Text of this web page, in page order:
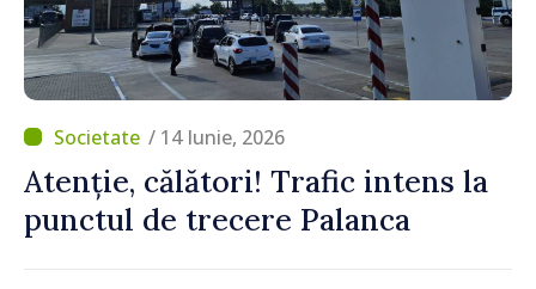
/ 14 Iunie, 2026
Atenție, călători! Trafic intens la
punctul de trecere Palanca